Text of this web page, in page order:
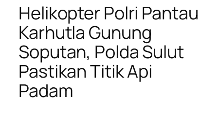
Helikopter Polri Pantau
Karhutla Gunung
Soputan, Polda Sulut
Pastikan Titik Api
Padam